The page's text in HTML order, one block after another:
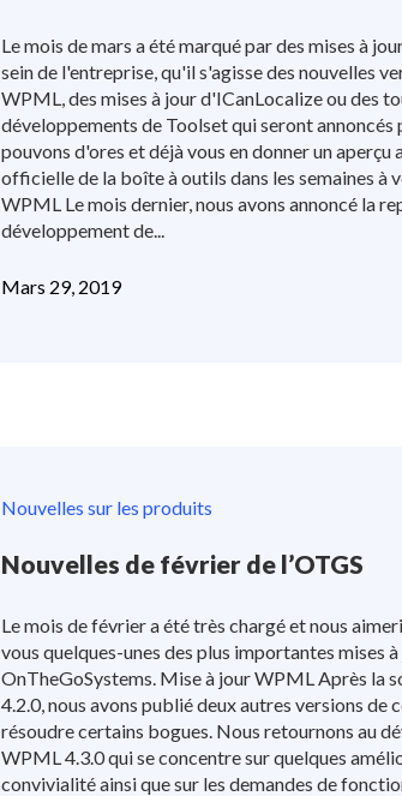
Le mois de mars a été marqué par des mises à
sein de l'entreprise, qu'il s'agisse des nouvelles
WPML, des mises à jour d'ICanLocalize ou des
développements de Toolset qui seront annoncés
pouvons d'ores et déjà vous en donner un aperçu
officielle de la boîte à outils dans les semaines à
WPML Le mois dernier, nous avons annoncé la
développement de...
Mars 29, 2019
Nouvelles sur les produits
Nouvelles de février de l’OTGS
Le mois de février a été très chargé et nous
vous quelques-unes des plus importantes mises
OnTheGoSystems. Mise à jour WPML Après la
4.2.0, nous avons publié deux autres versions de
résoudre certains bogues. Nous retournons au
WPML 4.3.0 qui se concentre sur quelques
convivialité ainsi que sur les demandes de